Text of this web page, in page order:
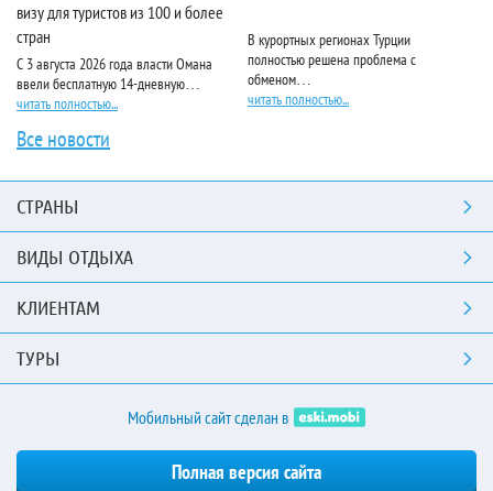
визу для туристов из 100 и более
стран
С 3 августа 2026 года власти Омана
ввели бесплатную 14-дневную…
читать полностью...
В курортных регионах Турции
полностью решена проблема с
обменом…
читать полностью...
Все новости
СТРАНЫ
ВИДЫ ОТДЫХА
КЛИЕНТАМ
ТУРЫ
Мобильный сайт сделан в
Полная версия сайта